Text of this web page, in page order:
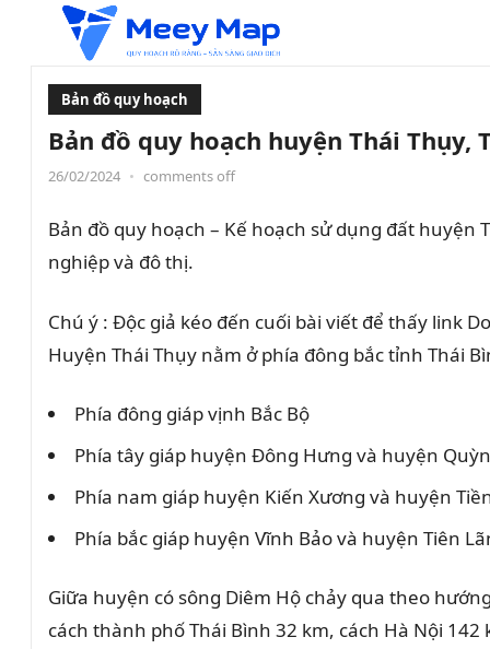
Bản đồ quy hoạch
Bản đồ quy hoạch huyện Thái
26/02/2024 • comments off
Bản đồ quy hoạch – Kế hoạch sử dụng đất
nghiệp và đô thị.
Chú ý : Độc giả kéo đến cuối bài viết để thấy link
Huyện Thái Thụy nằm ở phía đông bắc tỉnh Thái
Phía đông giáp vịnh Bắc Bộ
Phía tây giáp huyện Đông Hưng và huyện
Phía nam giáp huyện Kiến Xương và huyện
Phía bắc giáp huyện Vĩnh Bảo và huyện Tiên
Giữa huyện có sông Diêm Hộ chảy qua theo
cách thành phố Thái Bình 32 km, cách Hà Nội 142